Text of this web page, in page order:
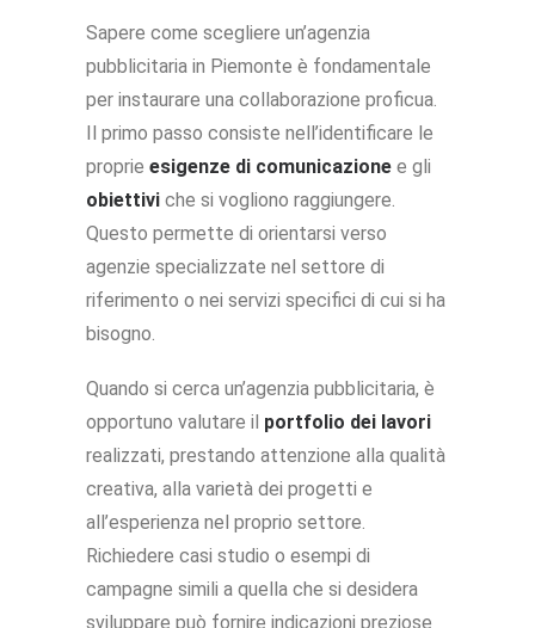
Sapere come scegliere un’agenzia
pubblicitaria in Piemonte è fondamentale
per instaurare una collaborazione proficua.
Il primo passo consiste nell’identificare le
proprie esigenze di comunicazione e gli
obiettivi che si vogliono raggiungere.
Questo permette di orientarsi verso
agenzie specializzate nel settore di
riferimento o nei servizi specifici di cui si ha
bisogno.
Quando si cerca un’agenzia pubblicitaria, è
opportuno valutare il portfolio dei lavori
realizzati, prestando attenzione alla qualità
creativa, alla varietà dei progetti e
all’esperienza nel proprio settore.
Richiedere casi studio o esempi di
campagne simili a quella che si desidera
sviluppare può fornire indicazioni preziose